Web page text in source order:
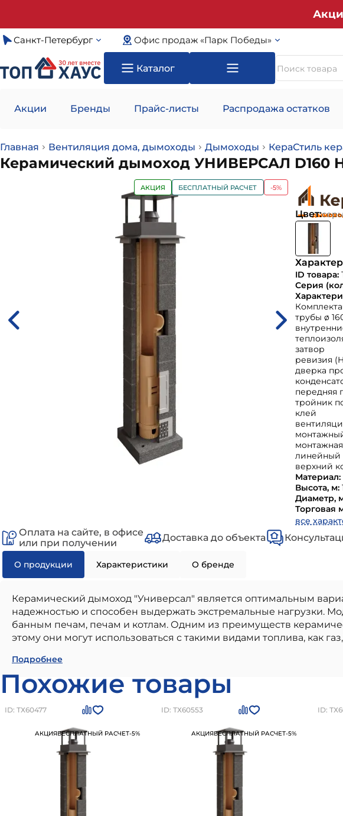
Санкт-Петербург Офис продаж «Парк Победы»
Каталог
Акции Бренды Прайс-листы Распродажа остатков
Главная Вентиляция дома, дымоходы Дымоходы КераСтиль
Керамический дымоход УНИВЕРСАЛ D160
АКЦИЯ БЕСПЛАТНЫЙ РАСЧЕТ -5%
Цвет:
ID товара:
Серия
трубы ø
затвор
ревизия
дверка
передняя
тройник
клей
линейный
верхний
Материал:
Высота, м:
Диаметр,
Торговая
все
Оплата на сайте, в офисе
или при получении
Доставка до объекта
О продукции Характеристики О бренде
Керамический дымоход "Универсал" является оптимальным
надежностью и способен выдержать экстремальные нагрузки.
банным печам, печам и котлам. Одним из преимуществ
этому они могут использоваться с такими видами топлива, как
Керамический дымоход УНИВЕРСАЛ D160 H10м (подкл 90,
надежностью и соответствием всем современным стандартам
соответствие стандартам и нормам, долговечность и
дымоход УНИВЕРСАЛ D160 H10м (подкл 90, верхний комплект)
Подробнее
Похожие товары
ID: ТХ60477
АКЦИЯБЕСПЛАТНЫЙ РАСЧЕТ-5%
ID: ТХ60553
АКЦИЯБЕСПЛАТНЫЙ РАСЧЕТ-5%
ID: